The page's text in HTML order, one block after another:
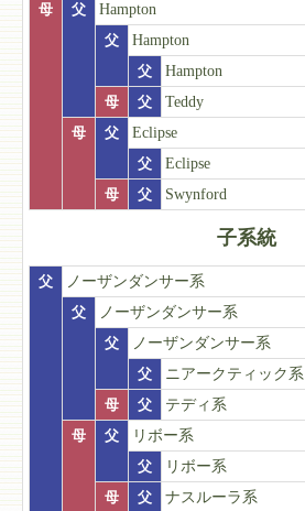
母
父
Hampton
父
Hampton
父
Hampton
母
父
Teddy
母
父
Eclipse
父
Eclipse
母
父 Swynford
子系統
父
ノーザンダンサー系
父
ノーザンダンサー系
父
ノーザンダンサー系
父
ニアークティック系
母
父
テディ系
母
父
リボー系
父
リボー系
母
父
ナスルーラ系